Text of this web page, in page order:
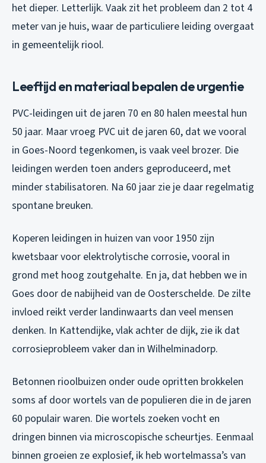
het dieper. Letterlijk. Vaak zit het probleem dan 2 tot 4
meter van je huis, waar de particuliere leiding overgaat
in gemeentelijk riool.
Leeftijd en materiaal bepalen de urgentie
PVC-leidingen uit de jaren 70 en 80 halen meestal hun
50 jaar. Maar vroeg PVC uit de jaren 60, dat we vooral
in Goes-Noord tegenkomen, is vaak veel brozer. Die
leidingen werden toen anders geproduceerd, met
minder stabilisatoren. Na 60 jaar zie je daar regelmatig
spontane breuken.
Koperen leidingen in huizen van voor 1950 zijn
kwetsbaar voor elektrolytische corrosie, vooral in
grond met hoog zoutgehalte. En ja, dat hebben we in
Goes door de nabijheid van de Oosterschelde. De zilte
invloed reikt verder landinwaarts dan veel mensen
denken. In Kattendijke, vlak achter de dijk, zie ik dat
corrosieprobleem vaker dan in Wilhelminadorp.
Betonnen rioolbuizen onder oude opritten brokkelen
soms af door wortels van de populieren die in de jaren
60 populair waren. Die wortels zoeken vocht en
dringen binnen via microscopische scheurtjes. Eenmaal
binnen groeien ze explosief, ik heb wortelmassa’s van